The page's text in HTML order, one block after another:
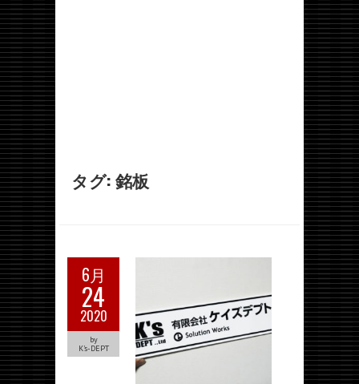
タグ:銘板
6月
24
2020
by
K's-DEPT